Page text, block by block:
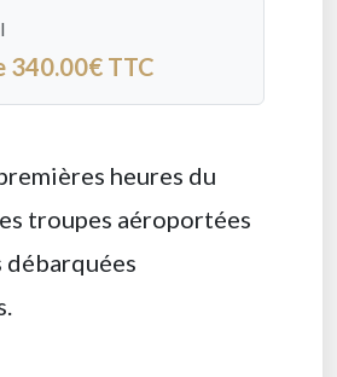
340.00€ TTC
heures du
troupes aéroportées